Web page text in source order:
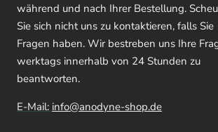
während und nach Ihrer Bestellung.
Sie sich nicht uns zu kontaktieren, falls Sie
Fragen haben. Wir bestreben uns Ihre
werktags innerhalb von 24 Stunden zu
beantworten.
E-Mail: info@anodyne-shop.de